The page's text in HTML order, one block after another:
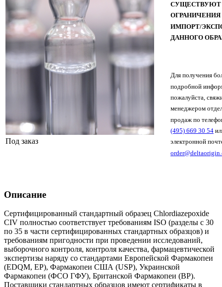
Под заказ
СУЩЕСТВУЮТ
ОГРАНИЧЕНИЯ
ИМПОРТ/
ДАННОГО
Для получения
подробной
пожалуйста,
менеджером
продаж по
(495) 669 30 54
электронной
Описание
Сертифицированный стандартный образец Chlordiazepoxide
CIV полностью соответствует требованиям ISO (разделы с 30
по 35 в части сертифицированных стандартных образцов) и
требованиям пригодности при проведении исследований,
выборочного контроля, контроля качества, фармацевтической
экспертизы наряду со стандартами Европейской Фармакопеи
(EDQM, EP), Фармакопеи США (USP), Украинской
Фармакопеи (ФСО ГФУ), Британской Фармакопеи (BP).
Поставщики стандартных образцов имеют сертификаты в